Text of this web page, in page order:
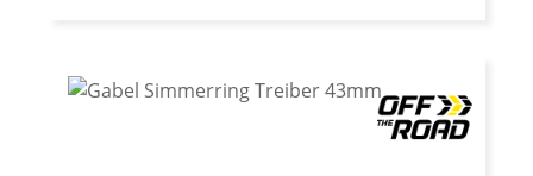
sie zur Zerstörung der Chromschicht oder
der Laufschicht im Inneren der Gabel. Nur
wirklich neue, leichtgängige Führungen